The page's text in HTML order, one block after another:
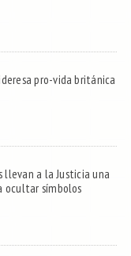
pro-vida británica
llevan a la Justicia una
ocultar símbolos